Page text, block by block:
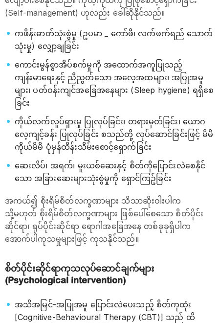
(Self-management) ဟုလည်း ခေါ်ဆိုနိုင်သည်။
ကဖိန်းဓာတ်သုံးစွဲမှု (ဥပမာ _ ကော်ဖီ၊ လက်ဖက်ရည် ‌သောက်
သုံးမှု) လျှော့ချခြင်း
ကောင်းမွန်စွာအိပ်စက်မှုကို အထောက်အကူပြုသည့်
ကျန်းမာရေးနှင့် ညီညွတ်သော အလေ့အထများ၊ အပြုအမူ
များ၊ ပတ်ဝန်းကျင်အခြေအနေများ (Sleep hygiene) ရရှိစေ
ခြင်း
ကိုယ်လက်လှုပ်ရှားမှု ပြုလုပ်ခြင်း၊ တရားမှတ်ခြင်း၊ ယောဂ
လေ့ကျင့်ခန်း ပြုလုပ်ခြင်း စသည်တို့ လုပ်ဆောင်ခြင်းဖြင့် မိမိ
ကိုယ်မိမိ ပုံမှန်ထိန်းသိမ်းစောင့်ရှောက်ခြင်း
ဆေးလိပ်၊ အရက်၊ မူးယစ်ဆေးနှင့် စိတ်ကိုပြောင်းလဲစေနိုင်
သော အခြားဆေးများသုံးစွဲမှုကို ရှောင်ကြဥ်ခြင်း
အကယ်၍ စိုးရိမ်စိတ်လက္ခဏာများ သိသာဆိုးဝါးပါက
သို့မဟုတ် စိုးရိမ်စိတ်လက္ခဏာများ ဖြစ်ပေါ်စေသော စိတ်ပိုင်း
ဆိုင်ရာ၊ ရုပ်ပိုင်းဆိုင်ရာ ရောဂါအခြေအနေ တစ်ခုခုရှိပါက
အောက်ပါကုသမှုများဖြင့် ကုသနိုင်သည်။
စိတ်ပိုင်းဆိုင်ရာကုသလုပ်ဆောင်ချက်များ
(Psychological intervention)
အသိအမြင်-အပြုအမူ ပြောင်းလဲပေးသည့် စိတ်ကုထုံး
[Cognitive-Behavioural Therapy (CBT)] သည် ထိ